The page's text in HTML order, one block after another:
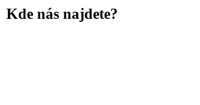
Kde nás najdete?